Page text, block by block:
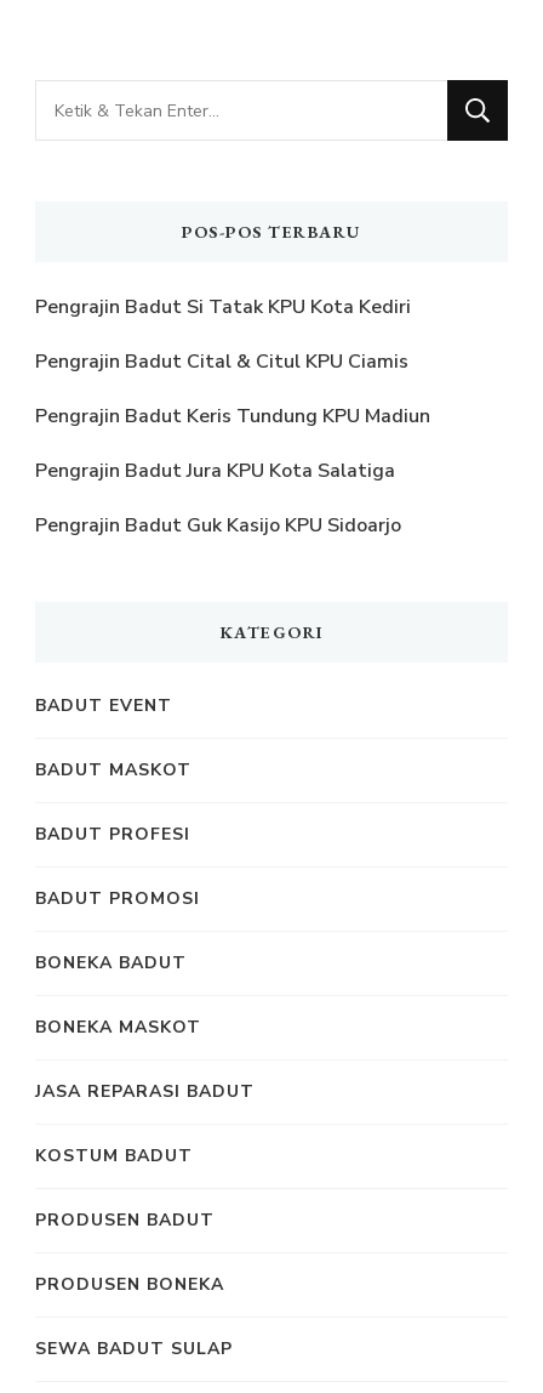
Mencari
Sesuatu?
POS-POS TERBARU
Pengrajin Badut Si Tatak KPU Kota Kediri
Pengrajin Badut Cital & Citul KPU Ciamis
Pengrajin Badut Keris Tundung KPU Madiun
Pengrajin Badut Jura KPU Kota Salatiga
Pengrajin Badut Guk Kasijo KPU Sidoarjo
KATEGORI
BADUT EVENT
BADUT MASKOT
BADUT PROFESI
BADUT PROMOSI
BONEKA BADUT
BONEKA MASKOT
JASA REPARASI BADUT
KOSTUM BADUT
PRODUSEN BADUT
PRODUSEN BONEKA
SEWA BADUT SULAP